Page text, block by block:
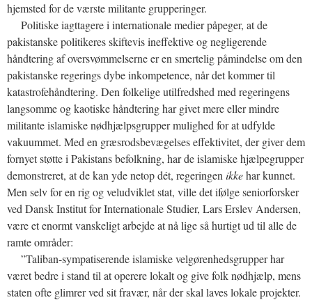
hjemsted for de værste militante grupperinger.
Politiske iagttagere i internationale medier påpeger, at de
pakistanske politikeres skiftevis ineffektive og negligerende
håndtering af oversvømmelserne er en smertelig påmindelse om den
pakistanske regerings dybe inkompetence, når det kommer til
katastrofehåndtering. Den folkelige utilfredshed med regeringens
langsomme og kaotiske håndtering har givet mere eller mindre
militante islamiske nødhjælpsgrupper mulighed for at udfylde
vakuummet. Med en græsrodsbevægelses effektivitet, der giver dem
fornyet støtte i Pakistans befolkning, har de islamiske hjælpegrupper
demonstreret, at de kan yde netop dét, regeringenikkehar kunnet.
Men selv for en rig og veludviklet stat, ville det ifølge seniorforsker
ved Dansk Institut for Internationale Studier, Lars Erslev Andersen,
være et enormt vanskeligt arbejde at nå lige så hurtigt ud til alle de
ramte områder:
”Taliban-sympatiserende islamiske velgørenhedsgrupper har
været bedre i stand til at operere lokalt og give folk nødhjælp, mens
staten ofte glimrer ved sit fravær, når der skal laves lokale projekter.